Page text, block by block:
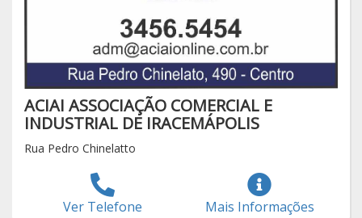
ACIAI ASSOCIAÇÃO COMERCIAL E
INDUSTRIAL DE IRACEMÁPOLIS
Rua Pedro Chinelatto
Ver Telefone Mais Informações